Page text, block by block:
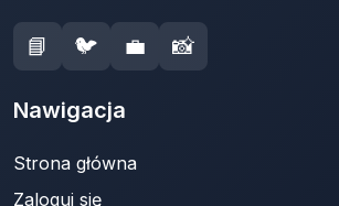
📘 🐦 💼 📸
Nawigacja
Strona główna
Zaloguj się